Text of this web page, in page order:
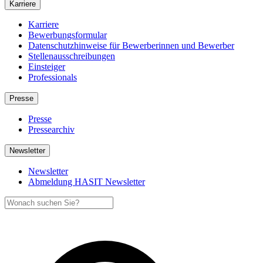
Karriere
Karriere
Bewerbungsformular
Datenschutzhinweise für Bewerberinnen und Bewerber
Stellenausschreibungen
Einsteiger
Professionals
Presse
Presse
Pressearchiv
Newsletter
Newsletter
Abmeldung HASIT Newsletter